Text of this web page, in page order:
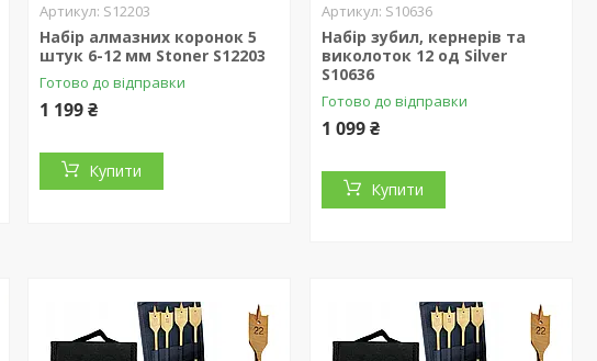
S12203
Набір алмазних коронок 5
штук 6-12 мм Stoner S12203
Готово до відправки
1 199 ₴
Купити
S10636
Набір зубил, кернерів та
виколоток 12 од Silver
S10636
Готово до відправки
1 099 ₴
Купити